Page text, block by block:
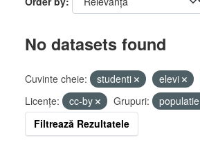
No datasets found
Cuvinte cheie: studenti elevi
Licenţe:
cc-by Grupuri: populatie
Filtrează Rezultatele